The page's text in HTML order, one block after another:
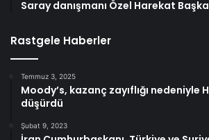
Saray danışmanı Özel Harekat
Rastgele Haberler
Temmuz 3, 2025
Moody’s, kazanç zayıflığı nedeniyle
düşürdü
Şubat 9, 2023